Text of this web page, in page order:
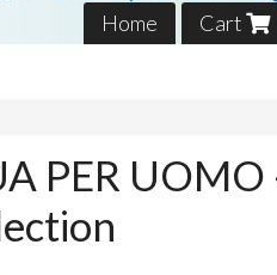
Home Cart
PER UOMO